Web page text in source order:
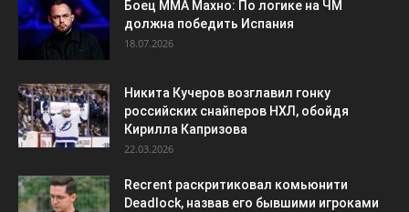
Боец ММА Махно: По логике на ЧМ
должна победить Испания
18.07.2026
Никита Кучеров возглавил гонку
российских снайперов НХЛ, обойдя
Кирилла Капризова
22.03.2026
Recrent раскритиковал комьюнити
Deadlock, назвав его бывшими игроками